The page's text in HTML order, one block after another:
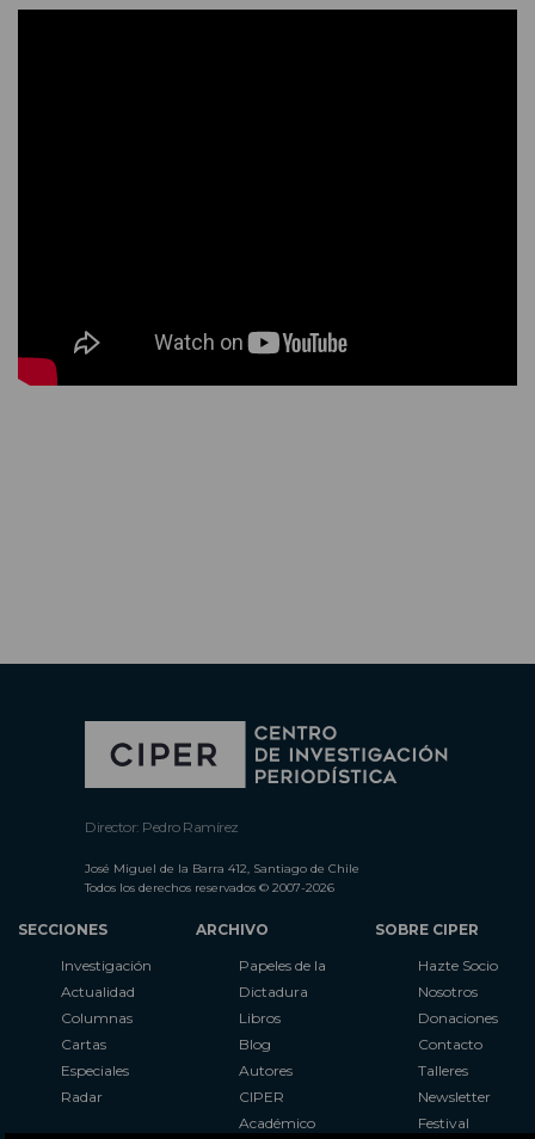
Director: Pedro Ramírez
José Miguel de la Barra 412, Santiago de Chile
Todos los derechos reservados © 2007-2026
SECCIONES
Investigación
Actualidad
Columnas
Cartas
Especiales
Radar
ARCHIVO
Papeles de la
Dictadura
Libros
Blog
Autores
CIPER
Académico
SOBRE CIPER
Hazte Socio
Nosotros
Donaciones
Contacto
Talleres
Newsletter
Festival